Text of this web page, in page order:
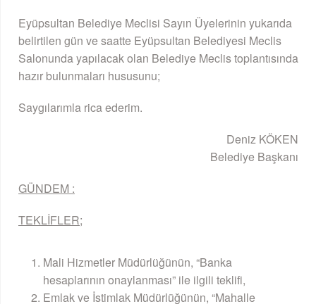
Eyüpsultan Belediye Meclisi Sayın Üyelerinin yukarıda
belirtilen gün ve saatte Eyüpsultan Belediyesi Meclis
Salonunda yapılacak olan Belediye Meclis toplantısında
hazır bulunmaları hususunu;
Saygılarımla rica ederim.
Deniz KÖKEN
Belediye Başkanı
GÜNDEM :
TEKLİFLER;
Mali Hizmetler Müdürlüğünün, “Banka
hesaplarının onaylanması” ile ilgili teklifi,
Emlak ve İstimlak Müdürlüğünün, “Mahalle